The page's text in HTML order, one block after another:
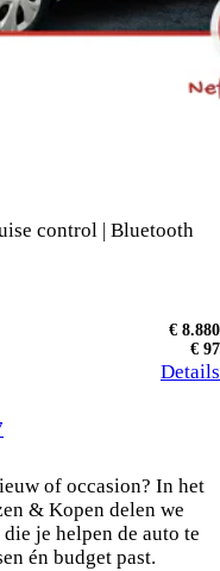
control | Bluetooth
€ 8.880
€ 97
Details
of occasion? In het
& Kopen delen we
je helpen de auto te
én budget past.